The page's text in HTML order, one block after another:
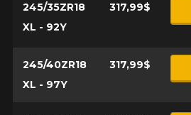
245/35ZR18
XL - 92Y
317,99$
245/40ZR18
XL - 97Y
317,99$